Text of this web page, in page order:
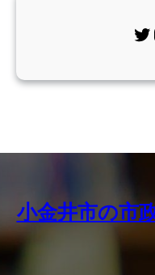
Twitter
小金井市の市